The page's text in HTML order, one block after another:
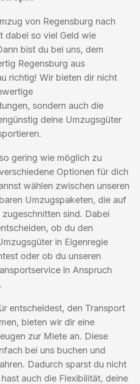
von Regensburg nach
dabei so viel Geld wie
bist du bei uns, dem
Regensburg aus
richtig! Wir bieten dir nicht
sondern auch die
deine Umzugsgüter
gering wie möglich zu
Optionen für dich
wählen zwischen unseren
Umzugspaketen, die auf
sind. Dabei
ob du den
in Eigenregie
oder ob du unseren
in Anspruch
entscheidest, den Transport
bieten wir dir eine
zur Miete an. Diese
bei uns buchen und
Dadurch sparst du nicht
auch die Flexibilität, deine